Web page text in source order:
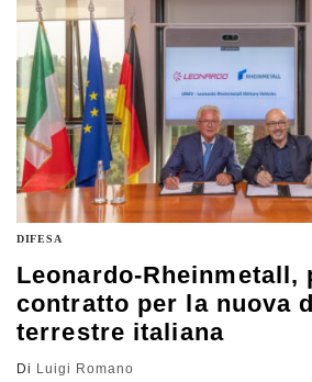
DIFESA
Leonardo-Rheinmetall,
contratto per la nuova
terrestre italiana
Di Luigi Romano